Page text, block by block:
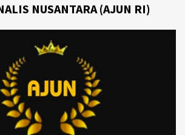
NUSANTARA (AJUN RI)